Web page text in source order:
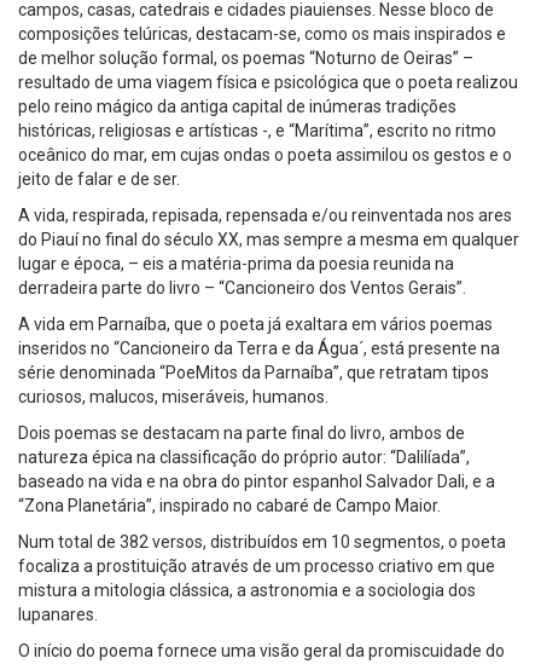
campos, casas, catedrais e cidades piauienses. Nesse bloco de
composições telúricas, destacam-se, como os mais inspirados e
de melhor solução formal, os poemas “Noturno de Oeiras” –
resultado de uma viagem física e psicológica que o poeta realizou
pelo reino mágico da antiga capital de inúmeras tradições
históricas, religiosas e artísticas -, e “Marítima”, escrito no ritmo
oceânico do mar, em cujas ondas o poeta assimilou os gestos e o
jeito de falar e de ser.
A vida, respirada, repisada, repensada e/ou reinventada nos ares
do Piauí no final do século XX, mas sempre a mesma em qualquer
lugar e época, – eis a matéria-prima da poesia reunida na
derradeira parte do livro – “Cancioneiro dos Ventos Gerais”.
A vida em Parnaíba, que o poeta já exaltara em vários poemas
inseridos no “Cancioneiro da Terra e da Água´, está presente na
série denominada “PoeMitos da Parnaíba”, que retratam tipos
curiosos, malucos, miseráveis, humanos.
Dois poemas se destacam na parte final do livro, ambos de
natureza épica na classificação do próprio autor: “Dalilíada”,
baseado na vida e na obra do pintor espanhol Salvador Dali, e a
“Zona Planetária”, inspirado no cabaré de Campo Maior.
Num total de 382 versos, distribuídos em 10 segmentos, o poeta
focaliza a prostituição através de um processo criativo em que
mistura a mitologia clássica, a astronomia e a sociologia dos
lupanares.
O início do poema fornece uma visão geral da promiscuidade do